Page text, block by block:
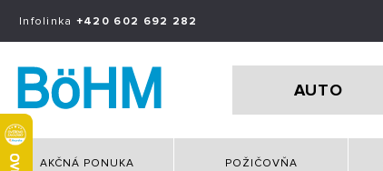
Infolinka +420 602 692 282
AUTO
AKČNÁ PONUKA POŽIČOVŇA